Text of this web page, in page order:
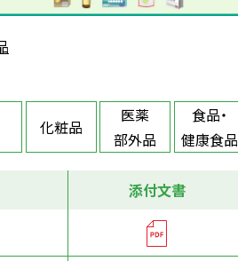
化粧品
医薬
部外品
食品・
健康食品
添付文書